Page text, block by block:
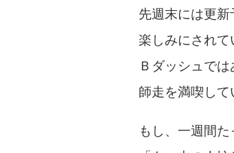
先週末には更新
楽しみにされて
Ｂダッシュで
師走を満喫して
もし、一週間た